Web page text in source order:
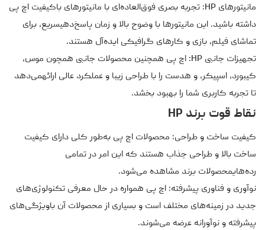
مانیتورهای HP: تجربه بصری فوق‌العاده‌ای با مانیتورهای باکیفیت اچ پی
داشته باشید. این مانیتورها با وضوح بالا و زمان پاسخ‌دهیسریع، برای
تماشای فیلم، بازی و کارهای گرافیکی ایده‌آل هستند.
تجهیزات جانبی HP: اچ پی همچنین محصولات جانبی همچون موس،
کیبورد، اسپیکر، و هدست را با طراحی زیبا و عملکرد عالی ارائهمی‌دهد
تا تجربه کاربری شما را بهبود بخشد.
نقاط قوت برند HP
کیفیت ساخت و طراحی: محصولات اچ پی به‌طور کلی دارای کیفیت
ساخت بالا و طراحی جذاب هستند که این امر در تمامی
رده‌هایمحصولات برند مشاهده می‌شود.
نوآوری و فناوری پیشرفته: اچ پی همواره در حال معرفی تکنولوژی‌های
جدید در زمینه‌های مختلف است و بسیاری از محصولات آن باویژگی‌های
پیشرفته و نوآورانه عرضه می‌شوند.